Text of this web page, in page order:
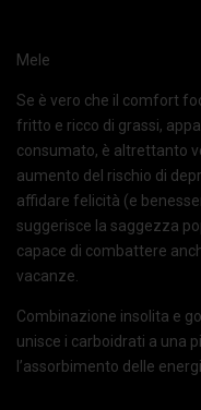
Mele
Se è vero che il comfort
fritto e ricco di grassi,
consumato, è altrettanto
aumento del rischio di
affidare felicità (e
suggerisce la saggezza
capace di combattere
vacanze.
Combinazione insolita e
unisce i carboidrati a una
l’assorbimento delle